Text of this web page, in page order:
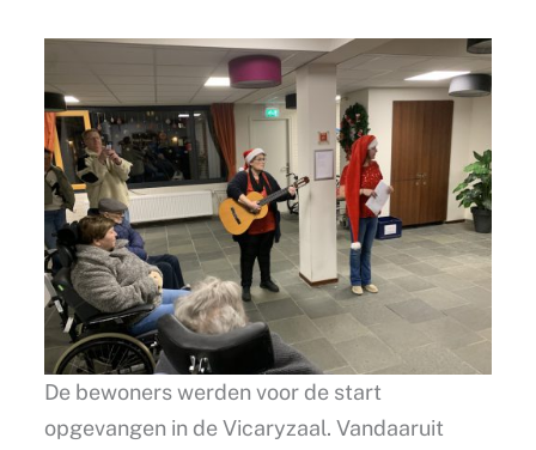
De bewoners werden voor de start
opgevangen in de Vicaryzaal. Vandaaruit